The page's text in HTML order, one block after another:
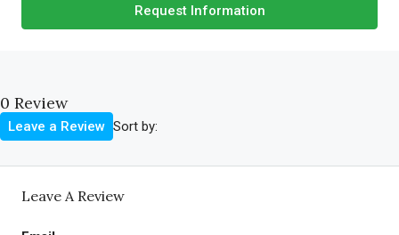
Request Information
0 Review
Sort by:
Leave a Review
Leave A Review